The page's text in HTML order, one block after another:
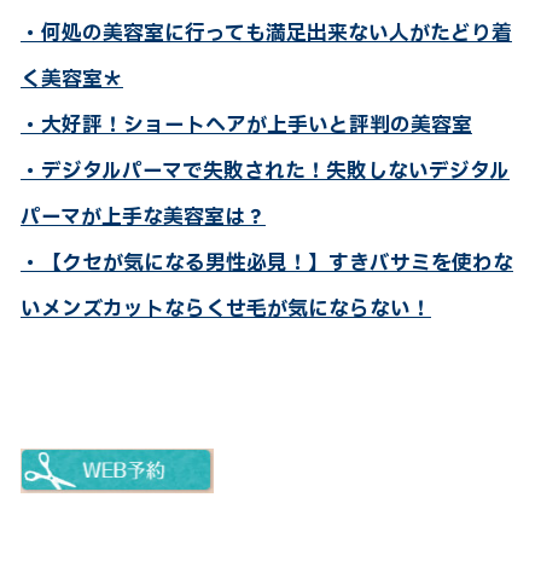
・何処の美容室に行っても満足出来ない人がたどり着
く美容室＊
・大好評！ショートヘアが上手いと評判の美容室
・デジタルパーマで失敗された！失敗しないデジタル
パーマが上手な美容室は？
・【クセが気になる男性必見！】すきバサミを使わな
いメンズカットならくせ毛が気にならない！